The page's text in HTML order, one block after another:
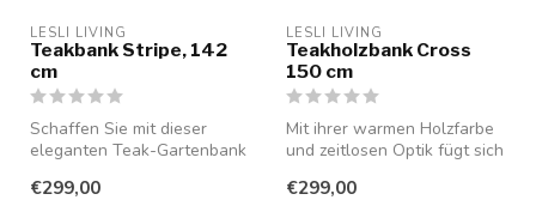
LESLI LIVING
Teakbank Stripe, 142
cm
Schaffen Sie mit dieser
eleganten Teak-Gartenbank
Atmo...
€299,00
LESLI LIVING
Teakholzbank Cross
150 cm
Mit ihrer warmen Holzfarbe
und zeitlosen Optik fügt sich
€299,00